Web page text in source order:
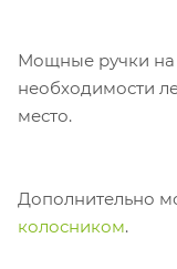
Мощные ручки на
необходимости
место.
Дополнительно
колосником.